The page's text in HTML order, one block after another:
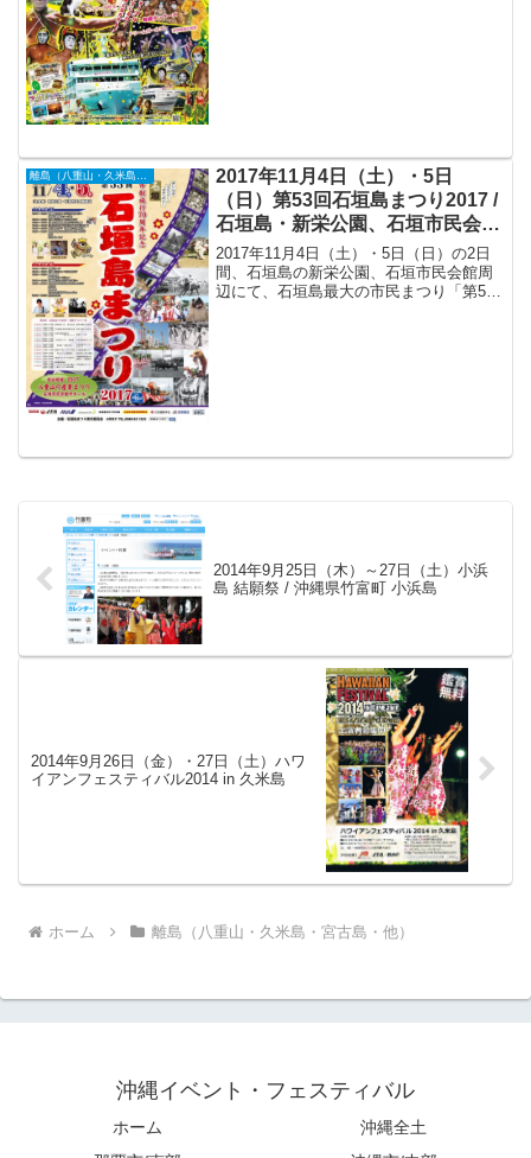
離島（八重山・久米島・宮古島・他）
2017年11月4日（土）・5日
（日）第53回石垣島まつり2017 /
石垣島・新栄公園、石垣市民会館
周辺
2017年11月4日（土）・5日（日）の2日
間、石垣島の新栄公園、石垣市民会館周
辺にて、石垣島最大の市民まつり「第53
2014年9月25日（木）～27日（土）小浜
島 結願祭 / 沖縄県竹富町 小浜島
2014年9月26日（金）・27日（土）ハワ
イアンフェスティバル2014 in 久米島
ホーム 離島（八重山・久米島・宮古島・他）
沖縄イベント・フェスティバル
ホーム
沖縄全土